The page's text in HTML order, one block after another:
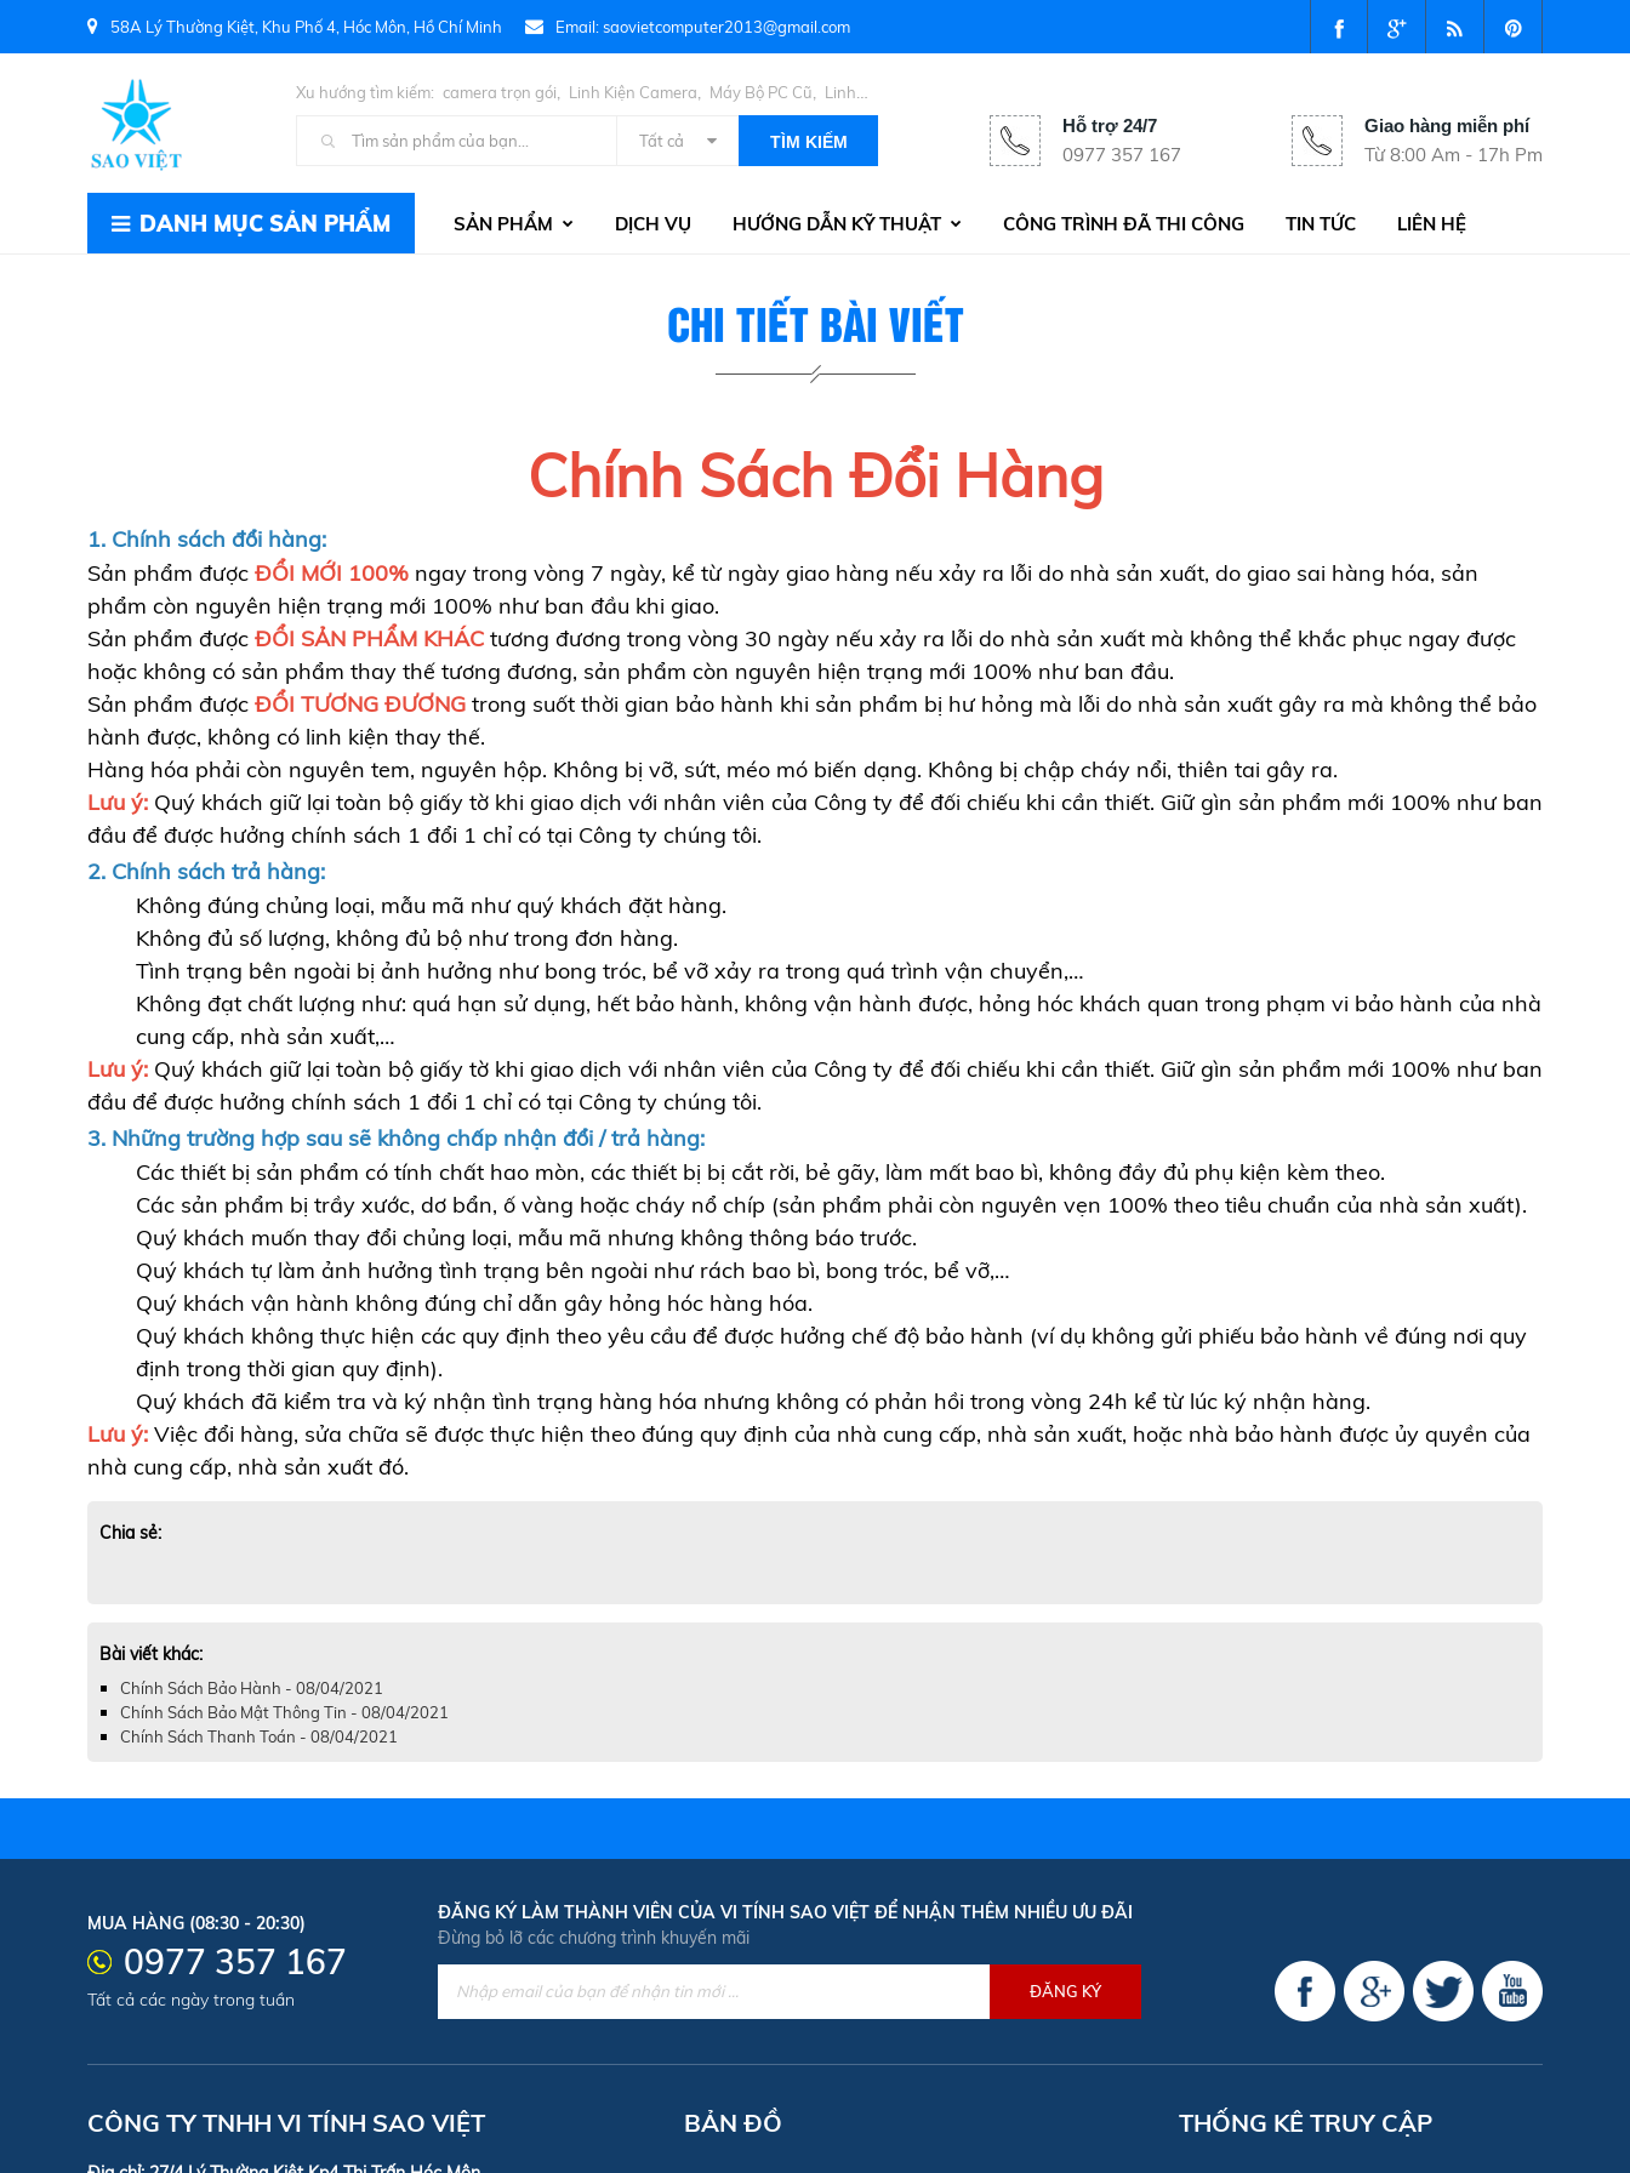
58A Lý Thường Kiệt, Khu Phố 4, Hóc Môn, Hồ Chí Minh Email: saovietcomputer2013@gmail.com
Xu hướng tìm kiếm: camera trọn gói Linh Kiện Camera Máy Bộ PC Cũ
Linh
Tất cả
TÌM KIẾM
Hỗ trợ 24/7
0977 357 167
Giao hàng miễn phí
Từ 8:00 Am - 17h Pm
DANH MỤC SẢN PHẨM SẢN PHẨM DỊCH VỤ HƯỚNG DẪN KỸ THUẬT CÔNG TRÌNH ĐÃ THI CÔNG TIN TỨC LIÊN HỆ
CHI TIẾT BÀI VIẾT
Chính Sách Đổi Hàng
1. Chính sách đổi hàng:
Sản phẩm được ĐỔI MỚI 100% ngay trong vòng 7 ngày, kể từ ngày giao hàng nếu xảy ra lỗi do nhà sản xuất, do giao sai hàng hóa, sản
phẩm còn nguyên hiện trạng mới 100% như ban đầu khi giao.
Sản phẩm được ĐỔI SẢN PHẨM KHÁC tương đương trong vòng 30 ngày nếu xảy ra lỗi do nhà sản xuất mà không thể khắc phục ngay được
hoặc không có sản phẩm thay thế tương đương, sản phẩm còn nguyên hiện trạng mới 100% như ban đầu.
Sản phẩm được ĐỔI TƯƠNG ĐƯƠNG trong suốt thời gian bảo hành khi sản phẩm bị hư hỏng mà lỗi do nhà sản xuất gây ra mà không thể bảo
hành được, không có linh kiện thay thế.
Hàng hóa phải còn nguyên tem, nguyên hộp. Không bị vỡ, sứt, méo mó biến dạng. Không bị chập cháy nổi, thiên tai gây ra.
Lưu ý: Quý khách giữ lại toàn bộ giấy tờ khi giao dịch với nhân viên của Công ty để đối chiếu khi cần thiết. Giữ gìn sản phẩm mới 100% như ban
đầu để được hưởng chính sách 1 đổi 1 chỉ có tại Công ty chúng tôi.
2. Chính sách trả hàng:
Không đúng chủng loại, mẫu mã như quý khách đặt hàng.
Không đủ số lượng, không đủ bộ như trong đơn hàng.
Tình trạng bên ngoài bị ảnh hưởng như bong tróc, bể vỡ xảy ra trong quá trình vận chuyển,…
Không đạt chất lượng như: quá hạn sử dụng, hết bảo hành, không vận hành được, hỏng hóc khách quan trong phạm vi bảo hành của nhà
cung cấp, nhà sản xuất,…
Lưu ý: Quý khách giữ lại toàn bộ giấy tờ khi giao dịch với nhân viên của Công ty để đối chiếu khi cần thiết. Giữ gìn sản phẩm mới 100% như ban
đầu để được hưởng chính sách 1 đổi 1 chỉ có tại Công ty chúng tôi.
3. Những trường hợp sau sẽ không chấp nhận đổi / trả hàng:
Các thiết bị sản phẩm có tính chất hao mòn, các thiết bị bị cắt rời, bẻ gãy, làm mất bao bì, không đầy đủ phụ kiện kèm theo.
Các sản phẩm bị trầy xước, dơ bẩn, ố vàng hoặc cháy nổ chíp (sản phẩm phải còn nguyên vẹn 100% theo tiêu chuẩn của nhà sản xuất).
Quý khách muốn thay đổi chủng loại, mẫu mã nhưng không thông báo trước.
Quý khách tự làm ảnh hưởng tình trạng bên ngoài như rách bao bì, bong tróc, bể vỡ,…
Quý khách vận hành không đúng chỉ dẫn gây hỏng hóc hàng hóa.
Quý khách không thực hiện các quy định theo yêu cầu để được hưởng chế độ bảo hành (ví dụ không gửi phiếu bảo hành về đúng nơi quy
định trong thời gian quy định).
Quý khách đã kiểm tra và ký nhận tình trạng hàng hóa nhưng không có phản hồi trong vòng 24h kể từ lúc ký nhận hàng.
Lưu ý: Việc đổi hàng, sửa chữa sẽ được thực hiện theo đúng quy định của nhà cung cấp, nhà sản xuất, hoặc nhà bảo hành được ủy quyền của
nhà cung cấp, nhà sản xuất đó.
Chia sẻ:
Bài viết khác:
Chính Sách Bảo Hành - 08/04/2021
Chính Sách Bảo Mật Thông Tin - 08/04/2021
Chính Sách Thanh Toán - 08/04/2021
MUA HÀNG (08:30 - 20:30)
0977 357 167
Tất cả các ngày trong tuần
ĐĂNG KÝ LÀM THÀNH VIÊN CỦA VI TÍNH SAO VIỆT ĐỂ NHẬN THÊM NHIỀU ƯU ĐÃI
Đừng bỏ lỡ các chương trình khuyến mãi
CÔNG TY TNHH VI TÍNH SAO VIỆT BẢN ĐỒ THỐNG KÊ TRUY CẬP